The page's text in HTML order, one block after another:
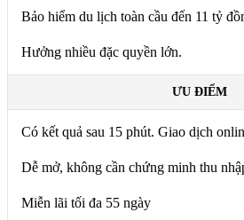
Bảo hiểm du lịch toàn cầu đến 11 tỷ
Hưởng nhiều đặc quyền lớn.
ƯU ĐIỂM
Có kết quả sau 15 phút. Giao dịch
Dễ mở, không cần chứng minh thu
Miễn lãi tối đa 55 ngày